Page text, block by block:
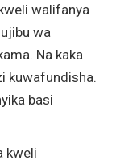
walifanya
wa
Na kaka
kuwafundisha.
basi
kweli